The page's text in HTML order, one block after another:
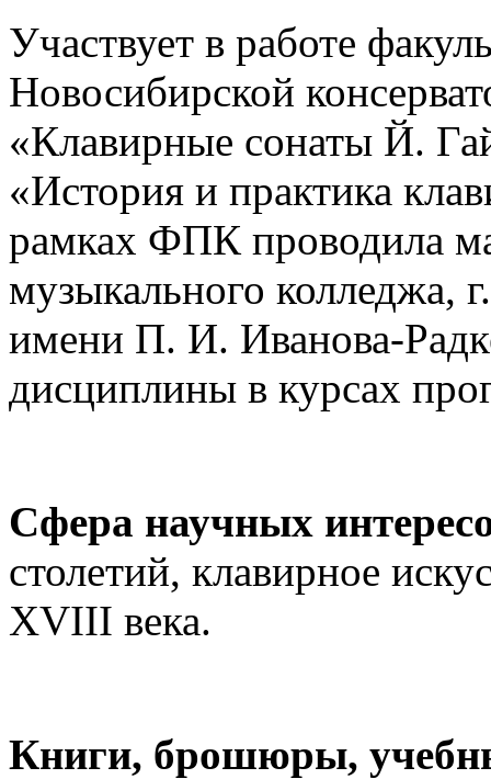
Участвует в работе
Новосибирской
«Клавирные сонаты Й.
«История и практика
рамках ФПК проводила
музыкального колледжа,
имени П. И. Иванова-
дисциплины в курсах
Сфера научных
столетий, клавирное
XVIII века.
Книги, брошюры,